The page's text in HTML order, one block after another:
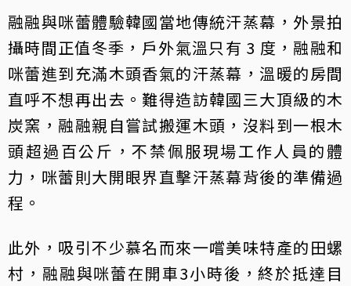
融融與咪蕾體驗韓國當地傳統汗蒸幕，外景拍
攝時間正值冬季，戶外氣溫只有 3 度，融融和
咪蕾進到充滿木頭香氣的汗蒸幕，溫暖的房間
直呼不想再出去。難得造訪韓國三大頂級的木
炭窯，融融親自嘗試搬運木頭，沒料到一根木
頭超過百公斤，不禁佩服現場工作人員的體
力，咪蕾則大開眼界直擊汗蒸幕背後的準備過
程。
此外，吸引不少慕名而來一嚐美味特產的田螺
村，融融與咪蕾在開車3小時後，終於抵達目